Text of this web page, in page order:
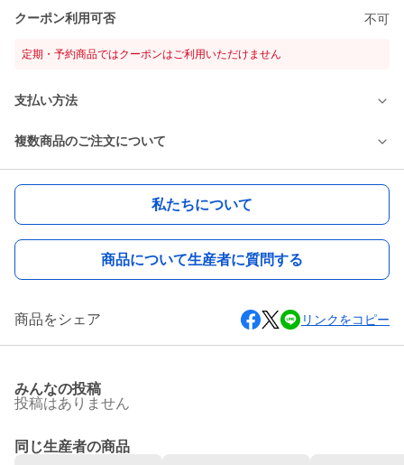
クーポン利用可否 不可
定期・予約商品ではクーポンはご利用いただけません
支払い方法
複数商品のご注文について
私たちについて
商品について生産者に質問する
商品をシェア リンクをコピー
みんなの投稿
投稿はありません
同じ生産者の商品